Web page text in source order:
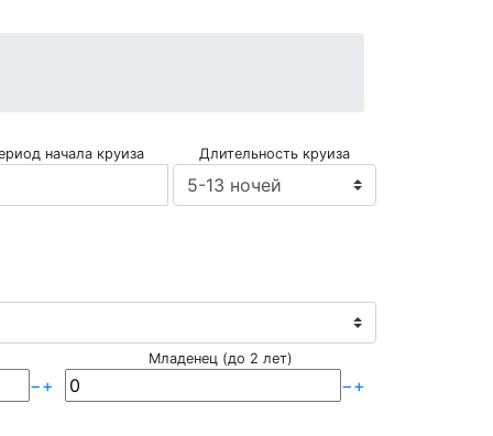
начала круиза Длительность круиза
−+
Младенец (до 2 лет)
−+